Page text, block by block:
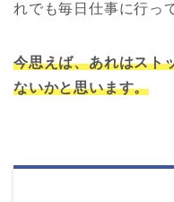
れでも毎日仕事に行っ
今思えば、あれはスト
ないかと思います。